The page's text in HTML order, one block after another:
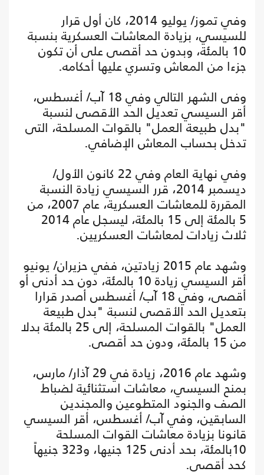
وفي تموز/ يوليو 2014، كان أول قرار
للسيسي، بزيادة المعاشات العسكرية بنسبة
10 بالمئة، وبدون حد أقصى على أن تكون
جزءا من المعاش وتسري عليها أحكامه.
وفى الشهر التالي وفي 18 آب/ أغسطس،
أقر السيسي تعديل الحد الأقصى لنسبة
"بدل طبيعة العمل" بالقوات المسلحة، التى
تدخل بحساب المعاش الإضافي.
وفي نهاية العام وفي 22 كانون الأول/
ديسمبر 2014، قرر السيسي زيادة النسبة
المقررة للمعاشات العسكرية، عام 2007، من
5 بالمئة إلى 15 بالمئة، ليسجل عام 2014
ثلاث زيادات لمعاشات العسكريين.
وشهد عام 2015 زيادتين، ففي حزيران/ يونيو
أقر السيسي زيادة 10 بالمئة، دون حد أدنى أو
أقصى، وفي 18 آب/ أغسطس أصدر قرارا
بتعديل الحد الأقصى لنسبة "بدل طبيعة
العمل" بالقوات المسلحة، إلى 25 بالمئة بدلا
من 15 بالمئة، ودون حد أقصى.
وشهد عام 2016، زيادة في 29 آذار/ مارس،
بمنح السيسي، معاشات استثنائية لضباط
الصف والجنود المتطوعين والمجندين
السابقين، وفي آب/ أغسطس، أقر السيسي
قانونا بزيادة معاشات القوات المسلحة
10بالمئة، بحد أدنى 125 جنيها، و323 جنيهاً
كحد أقصى.